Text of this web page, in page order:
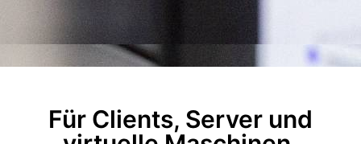
Für Clients, Server und